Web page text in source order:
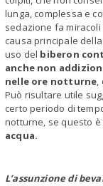
lunga, complessa e
sedazione fa
causa principale
uso del biberon
anche non
nelle ore notturne,
Può risultare utile
certo periodo di
notturne, se questo
acqua.
L’assunzione di